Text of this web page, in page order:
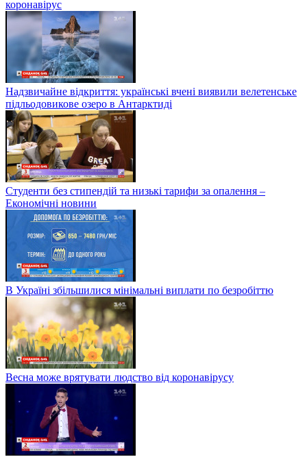
коронавірус
Надзвичайне відкриття: українські вчені виявили велетенське
підльодовикове озеро в Антарктиді
Студенти без стипендій та низькі тарифи за опалення –
Економічні новини
В Україні збільшилися мінімальні виплати по безробіттю
Весна може врятувати людство від коронавірусу